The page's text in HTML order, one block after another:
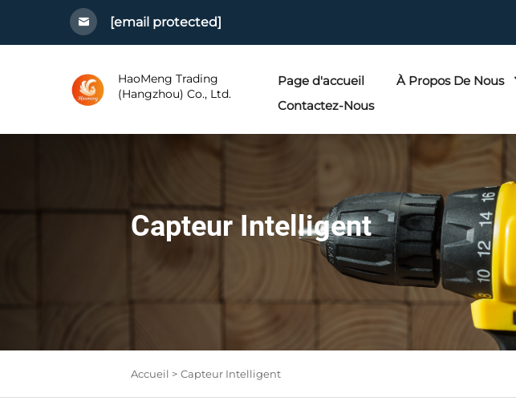
[email protected]
HaoMeng Trading
(Hangzhou) Co., Ltd.
Page d'accueil À Propos De Nous
Contactez-Nous
Capteur Intelligent
Accueil > Capteur Intelligent